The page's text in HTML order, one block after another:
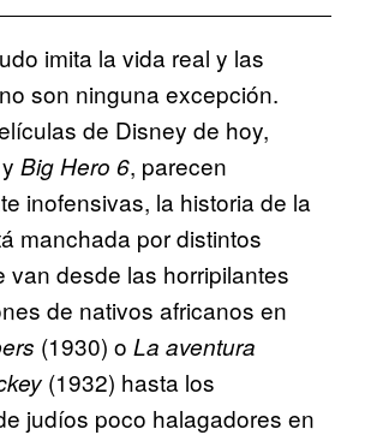
imita la vida real y las
son ninguna excepción.
de Disney de hoy,
y Big Hero 6, parecen
inofensivas, la historia de la
manchada por distintos
van desde las horripilantes
de nativos africanos en
(1930) o La aventura
(1932) hasta los
judíos poco halagadores en